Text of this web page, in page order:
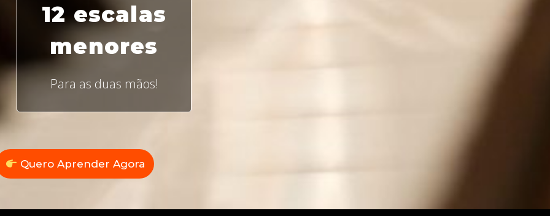
12 escalas
menores
Para as duas mãos!
Quero Aprender Agora